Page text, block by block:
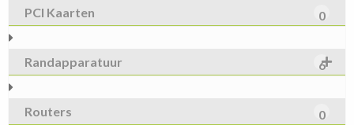
PCI Kaarten 0
Randapparatuur 6
Routers 0